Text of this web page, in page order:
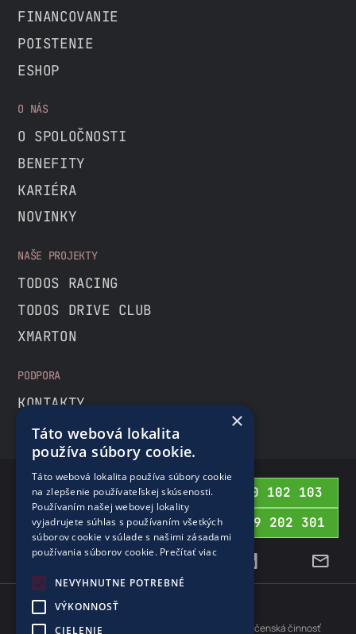
FINANCOVANIE
POISTENIE
ESHOP
O NÁS
O SPOLOČNOSTI
BENEFITY
KARIÉRA
NOVINKY
NAŠE PROJEKTY
TODOS RACING
TODOS DRIVE CLUB
XMARTON
PODPORA
KONTAKTY
BEZPLATNÁ INFOLINKA 0800 102 103
PRE ZAHRANIČIE 02 69 202 301
Cookies Ochrana osobných údajov Protispoločenská činnosť
×
Táto webová lokalita
používa súbory cookie.
Táto webová lokalita používa súbory cookie
na zlepšenie používateľskej skúsenosti.
Používaním našej webovej lokality
vyjadrujete súhlas s používaním všetkých
súborov cookie v súlade s našimi zásadami
používania súborov cookie. Prečítať viac
NEVYHNUTNE POTREBNÉ
VÝKONNOSŤ
CIELENIE